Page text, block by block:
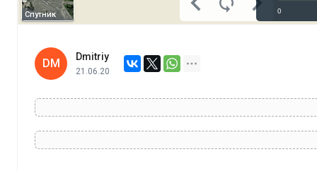
Спутник
DM
Dmitriy
21.06.20